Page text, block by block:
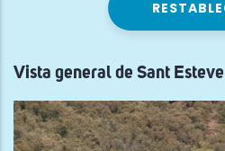
Vista general de Sant